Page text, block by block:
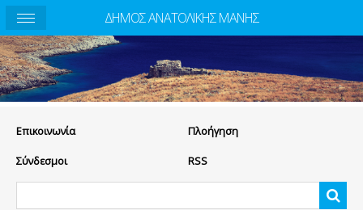
Eπικοινωνία Πλοήγηση
Σύνδεσμοι RSS
ΔΗΜΟΣ ΑΝΑΤΟΛΙΚΗΣ ΜΑΝΗΣ